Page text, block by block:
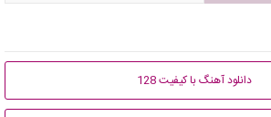
دانلود آهنگ با کیفیت 128